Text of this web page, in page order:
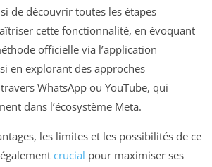
de découvrir toutes les étapes
cette fonctionnalité, en évoquant
officielle via l’application
en explorant des approches
WhatsApp ou YouTube, qui
dans l’écosystème Meta.
les limites et les possibilités de ce
crucial pour maximiser ses